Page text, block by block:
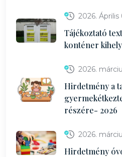
2026. Április
Tájékoztató
konténer
2026.
Hirdetmény a
részére- 2026
2026.
Hirdetmény